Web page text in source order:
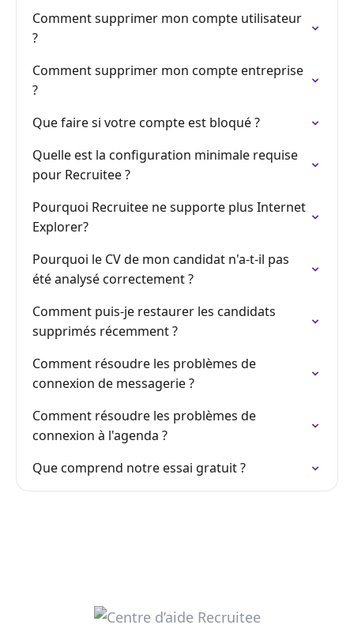
Comment supprimer mon compte utilisateur
?
Comment supprimer mon compte entreprise
?
Que faire si votre compte est bloqué ?
Quelle est la configuration minimale requise
pour Recruitee ?
Pourquoi Recruitee ne supporte plus Internet
Explorer?
Pourquoi le CV de mon candidat n'a-t-il pas
été analysé correctement ?
Comment puis-je restaurer les candidats
supprimés récemment ?
Comment résoudre les problèmes de
connexion de messagerie ?
Comment résoudre les problèmes de
connexion à l'agenda ?
Que comprend notre essai gratuit ?